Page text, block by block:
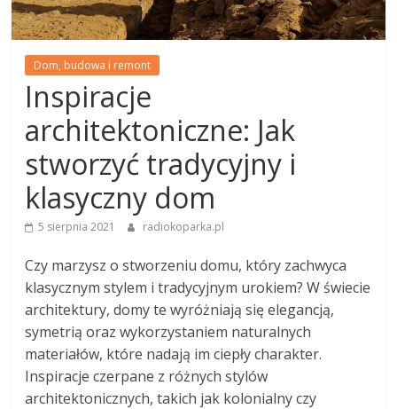
Dom, budowa i remont
Inspiracje
architektoniczne: Jak
stworzyć tradycyjny i
klasyczny dom
5 sierpnia 2021 radiokoparka.pl
Czy marzysz o stworzeniu domu, który zachwyca
klasycznym stylem i tradycyjnym urokiem? W świecie
architektury, domy te wyróżniają się elegancją,
symetrią oraz wykorzystaniem naturalnych
materiałów, które nadają im ciepły charakter.
Inspiracje czerpane z różnych stylów
architektonicznych, takich jak kolonialny czy